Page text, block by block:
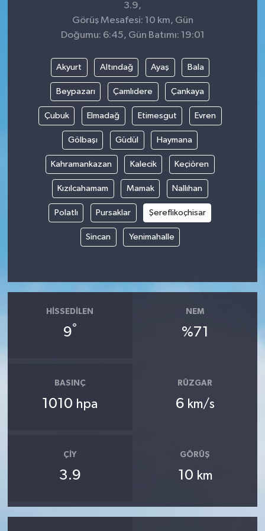
3.9,
Görüş Mesafesi: 10 km, Gün
Doğumu: 6:45, Gün Batımı: 19:01
Akyurt Altındağ Ayaş Bala
Beypazarı Çamlıdere Çankaya
Çubuk Elmadağ Etimesgut Evren
Gölbaşı Güdül Haymana
Kahramankazan Kalecik Keçiören
Kızılcahamam Mamak Nallıhan
Polatlı Pursaklar Şereflikoçhisar
Sincan Yenimahalle
HISSEDILEN
9°
NEM
%71
BASINÇ
1010 hpa
RÜZGAR
6 km/s
ÇIY
3.9
GÖRÜŞ
10 km